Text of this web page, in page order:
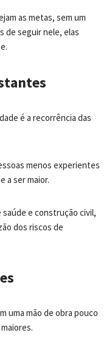
as metas, sem um
de seguir nele, elas
é a recorrência das
menos experientes
a ser maior.
saúde e construção civil,
dos riscos de
uma mão de obra pouco